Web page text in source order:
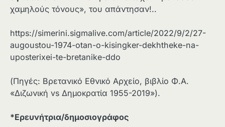
χαμηλούς τόνους», του απάντησαν!..
https://simerini.sigmalive.com/article/2022/9/2/27-
augoustou-1974-otan-o-kisingker-dekhtheke-na-
uposterixei-te-bretanike-ddo
(Πηγές: Βρετανικό Εθνικό Αρχείο, βιβλίο Φ.Α.
«Διζωνική vs Δημοκρατία 1955-2019»).
*Ερευνήτρια/δημοσιογράφος